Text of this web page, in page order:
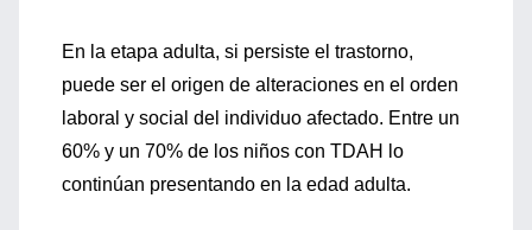
En la etapa adulta, si persiste el trastorno,
puede ser el origen de alteraciones en el orden
laboral y social del individuo afectado. Entre un
60% y un 70% de los niños con TDAH lo
continúan presentando en la edad adulta.